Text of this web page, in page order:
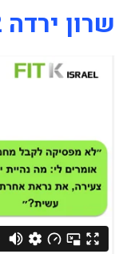
שרון ירדה 12 ק"ג!